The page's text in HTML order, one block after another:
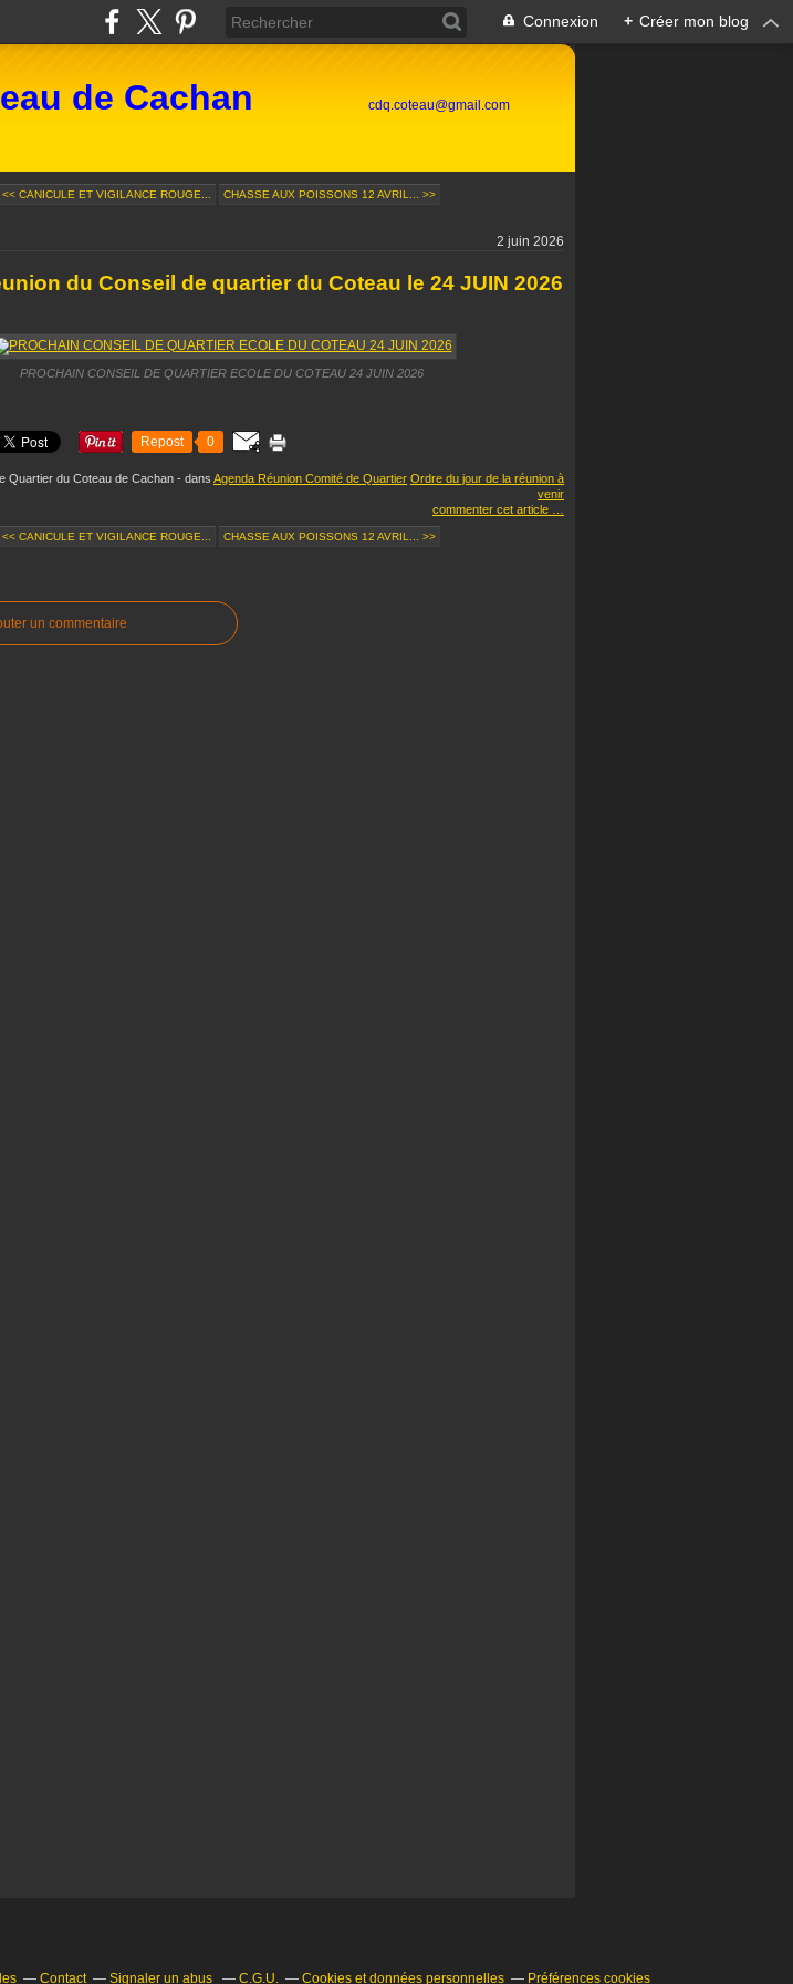
Connexion + Créer mon blog
de Cachan cdq.coteau@gmail.com
<< CANICULE ET VIGILANCE ROUGE... CHASSE AUX POISSONS 12 AVRIL... >>
2 juin 2026
du Conseil de quartier du Coteau le 24 JUIN 2026
PROCHAIN CONSEIL DE QUARTIER ECOLE DU COTEAU 24 JUIN 2026
Repost 0
Quartier du Coteau de Cachan - dans Agenda Réunion Comité de Quartier Ordre du jour de la réunion à
venir
commenter cet article
<< CANICULE ET VIGILANCE ROUGE... CHASSE AUX POISSONS 12 AVRIL... >>
un commentaire
Contact Signaler un abus C.G.U. Cookies et données personnelles Préférences cookies